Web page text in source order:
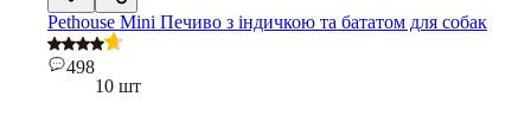
Pethouse Mini Печиво з індичкою та бататом для собак
498
10 шт